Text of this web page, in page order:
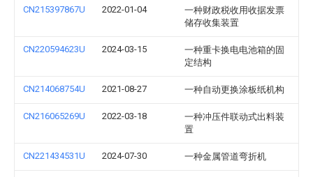
CN215397867U 2022-01-04
一种财政税收用收据发票
储存收集装置
CN220594623U 2024-03-15
一种重卡换电电池箱的固
定结构
CN214068754U 2021-08-27 一种自动更换涂板纸机构
CN216065269U 2022-03-18
一种冲压件联动式出料装
置
CN221434531U 2024-07-30 一种金属管道弯折机